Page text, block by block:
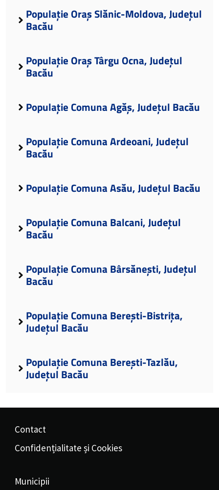
Populație Oraș Slănic-Moldova, Județul
Bacău
Populație Oraș Târgu Ocna, Județul
Bacău
Populație Comuna Agăș, Județul Bacău
Populație Comuna Ardeoani, Județul
Bacău
Populație Comuna Asău, Județul Bacău
Populație Comuna Balcani, Județul
Bacău
Populație Comuna Bârsănești, Județul
Bacău
Populație Comuna Berești-Bistrița,
Județul Bacău
Populație Comuna Berești-Tazlău,
Județul Bacău
Contact
Confidențialitate și Cookies
Municipii